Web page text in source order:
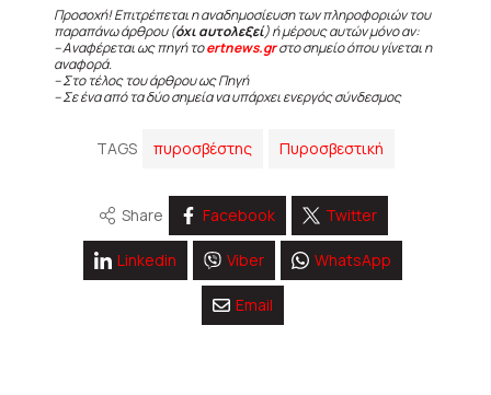
Προσοχή! Επιτρέπεται η αναδημοσίευση των πληροφοριών του
παραπάνω άρθρου (όχι αυτολεξεί) ή μέρους αυτών μόνο αν:
– Αναφέρεται ως πηγή τοertnews.grστο σημείο όπου γίνεται η
αναφορά.
– Στο τέλος του άρθρου ως Πηγή
– Σε ένα από τα δύο σημεία να υπάρχει ενεργός σύνδεσμος
TAGS πυροσβέστης Πυροσβεστική
Share Facebook Twitter
Linkedin Viber WhatsApp
Email